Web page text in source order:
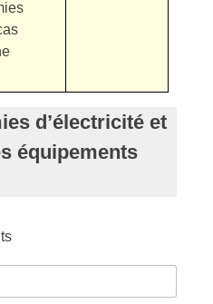
d’électricité et
équipements